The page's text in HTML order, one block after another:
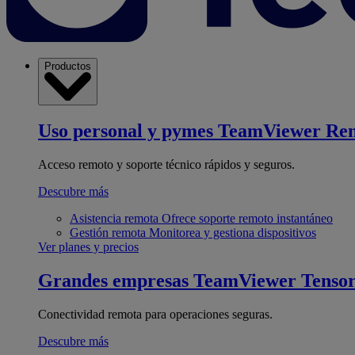
Productos
Uso personal y pymes TeamViewer
Acceso remoto y soporte técnico rápidos y seguros.
Descubre más
Asistencia remota Ofrece soporte remoto instantáneo
Gestión remota Monitorea y gestiona dispositivos
Ver planes y precios
Grandes empresas TeamViewer Tensor
Conectividad remota para operaciones seguras.
Descubre más